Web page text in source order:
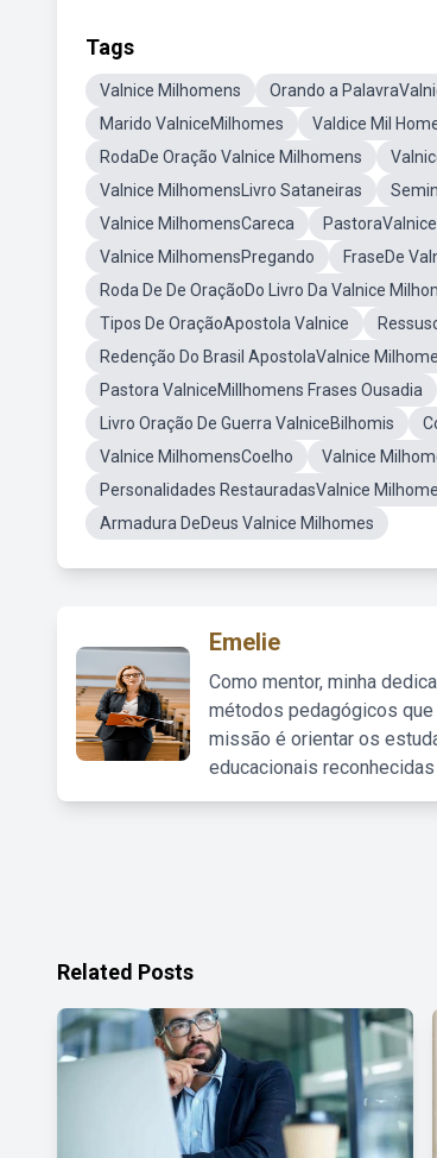
Tags
Valnice Milhomens Orando a
Marido ValniceMilhomes
Valdice Mil
RodaDe Oração Valnice Milhomens
Valnice MilhomensLivro Sataneiras
Valnice MilhomensCareca
Valnice MilhomensPregando
FraseDe
Roda De De OraçãoDo Livro Da Valnice
Tipos De OraçãoApostola Valnice
Redenção Do Brasil ApostolaValnice
Pastora ValniceMillhomens Frases Ousadia
Livro Oração De Guerra ValniceBilhomis
Valnice MilhomensCoelho
Valnice
Personalidades RestauradasValnice
Armadura DeDeus Valnice Milhomes
Emelie
Como mentor, minha
métodos pedagógicos
missão é orientar os
educacionais
Related Posts